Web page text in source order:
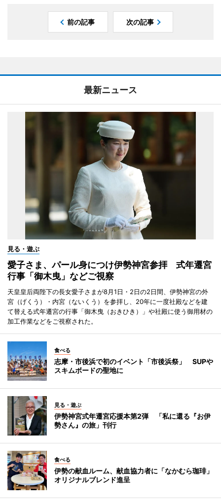
前の記事 次の記事
最新ニュース
見る・遊ぶ
愛子さま、パール身につけ伊勢神宮参拝 式年遷宮
行事「御木曳」などご視察
天皇皇后両陛下の長女愛子さまが8月1日・2日の2日間、伊勢神宮の外
宮（げくう）・内宮（ないくう）を参拝し、20年に一度社殿などを建
て替える式年遷宮の行事「御木曳（おきひき）」や社殿に使う御用材の
加工作業などをご視察された。
食べる
志摩・市後浜で初のイベント「市後浜祭」 SUPや
スキムボードの聖地に
見る・遊ぶ
伊勢神宮式年遷宮応援本第2弾 「私に還る『お伊
勢さん』の旅」刊行
食べる
伊勢の献血ルーム、献血協力者に「なかむら珈琲」
オリジナルブレンド進呈